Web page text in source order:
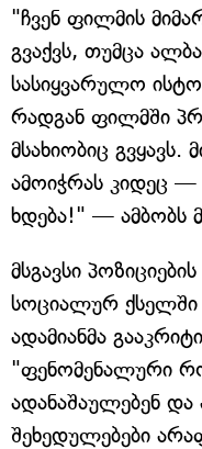
"ჩვენ ფილმის
გვაქვს, თუმცა
სასიყვარულო
რადგან ფილმში
მსახიობიც გვყავს.
ამოიჭრას კიდეც
ხდება!" — ამბობს
მსგავსი
სოციალურ ქსელში
ადამიანმა
"ფენომენალური
ადანაშაულებენ და
შეხედულებები